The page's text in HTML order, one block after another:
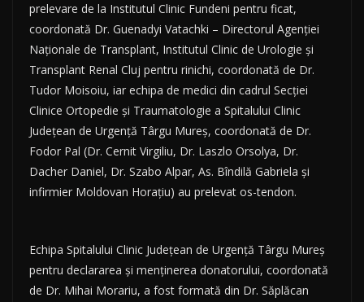
prelevare de la Institutul Clinic Fundeni pentru ficat,
coordonată Dr. Guenadyi Vatachki – Directorul Agenţiei
Naţionale de Transplant, Institutul Clinic de Urologie şi
Transplant Renal Cluj pentru rinichi, coordonată de Dr.
Tudor Moisoiu, iar echipa de medici din cadrul Secţiei
Clinice Ortopedie şi Traumatologie a Spitalului Clinic
Judeţean de Urgenţă Târgu Mureş, coordonată de Dr.
Fodor Pal (Dr. Cernit Virgiliu, Dr. Laszlo Orsolya, Dr.
Dacher Daniel, Dr. Szabo Alpar, As. Bîndilă Gabriela şi
infirmier Moldovan Horaţiu) au prelevat os-tendon.
Echipa Spitalului Clinic Judeţean de Urgenţă Târgu Mureş
pentru declararea şi menţinerea donatorului, coordonată
de Dr. Mihai Morariu, a fost formată din Dr. Săplăcan